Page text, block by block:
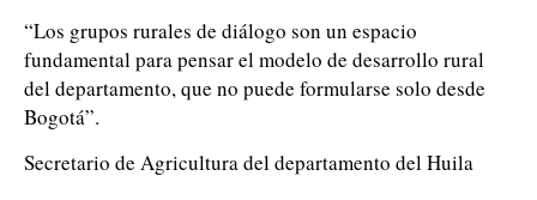
“Los grupos rurales de diálogo son un espacio
fundamental para pensar el modelo de desarrollo rural
del departamento, que no puede formularse solo desde
Bogotá”.
Secretario de Agricultura del departamento del Huila